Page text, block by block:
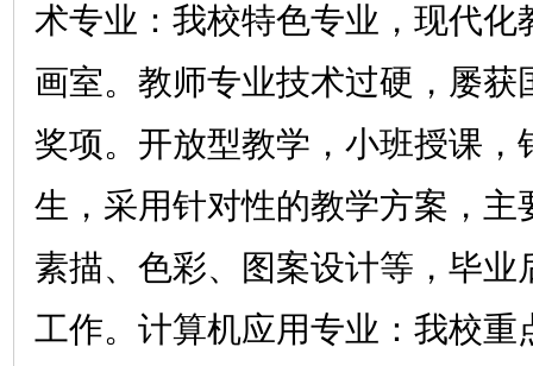
术专业：我校特色专业，现代化
画室。教师专业技术过硬，屡获
奖项。开放型教学，小班授课，
生，采用针对性的教学方案，主
素描、色彩、图案设计等，毕业
工作。计算机应用专业：我校重